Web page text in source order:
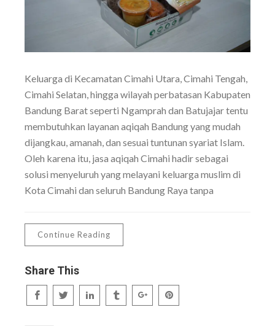
Keluarga di Kecamatan Cimahi Utara, Cimahi Tengah,
Cimahi Selatan, hingga wilayah perbatasan Kabupaten
Bandung Barat seperti Ngamprah dan Batujajar tentu
membutuhkan layanan aqiqah Bandung yang mudah
dijangkau, amanah, dan sesuai tuntunan syariat Islam.
Oleh karena itu, jasa aqiqah Cimahi hadir sebagai
solusi menyeluruh yang melayani keluarga muslim di
Kota Cimahi dan seluruh Bandung Raya tanpa
Continue Reading
Share This